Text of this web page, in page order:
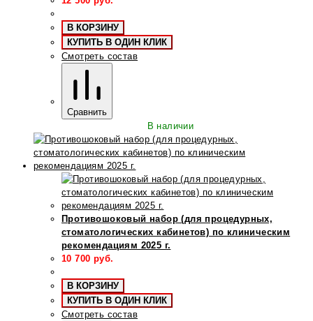
В КОРЗИНУ
КУПИТЬ В ОДИН КЛИК
Смотреть состав
Сравнить
В наличии
Противошоковый набор (для процедурных,
стоматологических кабинетов) по клиническим
рекомендациям 2025 г.
10 700 руб.
В КОРЗИНУ
КУПИТЬ В ОДИН КЛИК
Смотреть состав